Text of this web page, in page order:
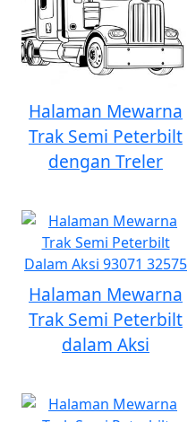
Halaman Mewarna
Trak Semi Peterbilt
dengan Treler
Halaman Mewarna
Trak Semi Peterbilt
dalam Aksi